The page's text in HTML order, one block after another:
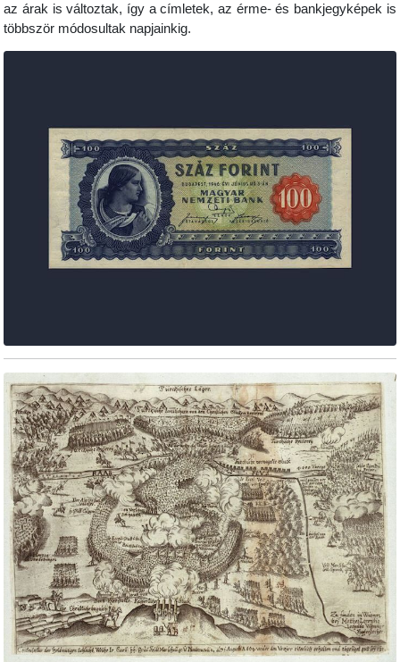
az árak is változtak, így a címletek, az érme- és bankjegyképek is
többször módosultak napjainkig.